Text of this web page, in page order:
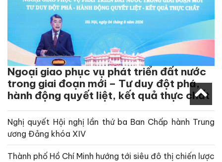
Ngoại giao phục vụ phát triển đất nước
trong giai đoạn mới – Tư duy đột phá,
hành động quyết liệt, kết quả thực chất
Nghị quyết Hội nghị lần thứ ba Ban Chấp hành Trung
ương Đảng khóa XIV
Thành phố Hồ Chí Minh hướng tới siêu đô thị chiến lược